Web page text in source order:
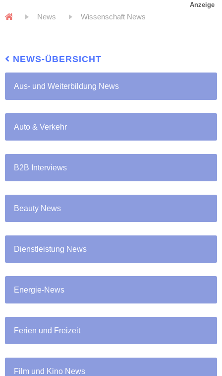
Anzeige
News Wissenschaft News
NEWS-ÜBERSICHT
Aus- und Weiterbildung News
Auto & Verkehr
B2B Interviews
Beauty News
Dienstleistung News
Energie-News
Ferien und Freizeit
Film und Kino News